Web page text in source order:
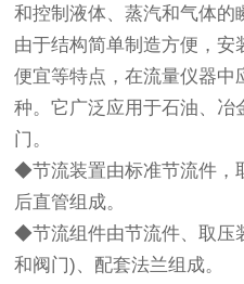
和控制液体、蒸汽和气体的
由于结构简单制造方便，安
便宜等特点，在流量仪器中
种。它广泛应用于石油、冶
门。
◆节流装置由标准节流件，
后直管组成。
◆节流组件由节流件、取压
和阀门)、配套法兰组成。